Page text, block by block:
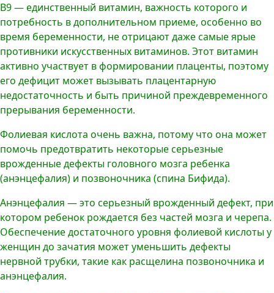
В9 — единственный витамин, важность которого и
потребность в дополнительном приеме, особенно во
время беременности, не отрицают даже самые ярые
противники искусственных витаминов. Этот витамин
активно участвует в формировании плаценты, поэтому
его дефицит может вызывать плацентарную
недостаточность и быть причиной преждевременного
прерывания беременности.
Фолиевая кислота очень важна, потому что она может
помочь предотвратить некоторые серьезные
врожденные дефекты головного мозга ребенка
(анэнцефалия) и позвоночника (спина Бифида).
Анэнцефалия — это серьезный врожденный дефект, при
котором ребенок рождается без частей мозга и черепа.
Обеспечение достаточного уровня фолиевой кислоты у
женщин до зачатия может уменьшить дефекты
нервной трубки, такие как расщелина позвоночника и
анэнцефалия.